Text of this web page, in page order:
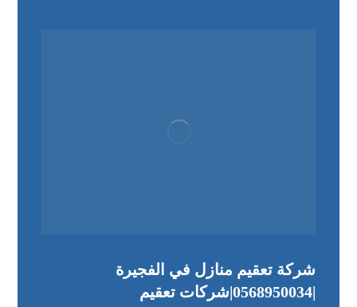
شركة تعقيم منازل في الفجيرة
|0568950034|شركات تعقيم